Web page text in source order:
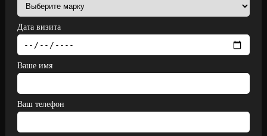
Дата визита
Ваше имя
Ваш телефон